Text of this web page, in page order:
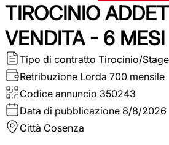
TIROCINIO
VENDITA - 6 MESI
Tipo di contratto Tirocinio/Stage
Retribuzione Lorda 700 mensile
Codice annuncio 350243
Data di pubblicazione 8/8/2026
Città Cosenza